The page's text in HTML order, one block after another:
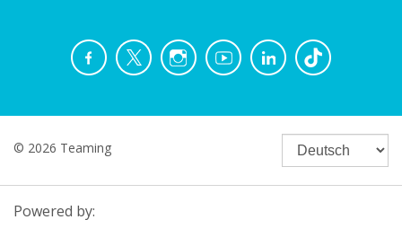
© 2026 Teaming
Powered by: